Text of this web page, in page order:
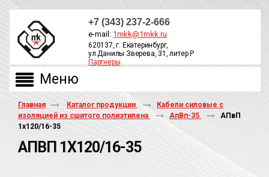
+7 (343) 237-2-666
e-mail: 1mkk@1mkk.ru
620137, г. Екатеринбург,
ул.Данилы Зверева, 31, литер Р
Партнеры
Главная Каталог продукции
Кабели силовые с
изоляцией из сшитого полиэтилена
АпВп-35
АПвП
1х120/16-35
АПВП 1Х120/16-35